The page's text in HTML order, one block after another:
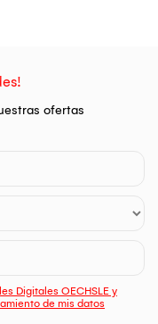
ofertas
Digitales OECHSLE y
de mis datos